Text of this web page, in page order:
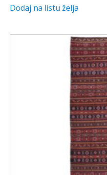
je:
490,00 €.
Dodaj na listu želja